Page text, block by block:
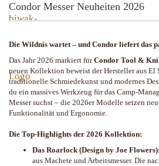
Condor Messer Neuheiten 2026
Die Wildnis wartet – und Condor liefert das
Das Jahr 2026 markiert fürCondor Tool &
neuen Kollektion beweist der Hersteller aus El
traditionelle Schmiedekunst und modernes
du ein massives Werkzeug für das Camp-
Messer suchst – die 2026er Modelle setzen
Funktionalität und Ergonomie.
Die Top-Highlights der 2026 Kollektion:
Das Roarlock (Design by Joe Flowers):
aus Machete und Arbeitsmesser. Die